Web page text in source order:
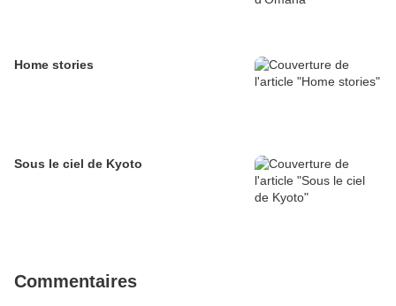
Home stories
Sous le ciel de Kyoto
Commentaires